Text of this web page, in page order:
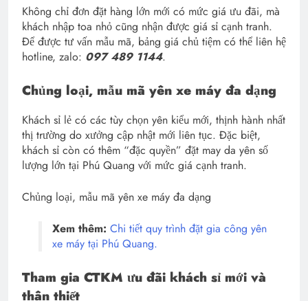
Không chỉ đơn đặt hàng lớn mới có mức giá ưu đãi, mà
khách nhập toa nhỏ cũng nhận được giá sỉ cạnh tranh.
Để được tư vấn mẫu mã, bảng giá chủ tiệm có thể liên hệ
hotline, zalo: 097 489 1144.
Chủng loại, mẫu mã yên xe máy đa dạng
Khách sỉ lẻ có các tùy chọn yên kiểu mới, thịnh hành nhất
thị trường do xưởng cập nhật mới liên tục. Đặc biệt,
khách sỉ còn có thêm “đặc quyền” đặt may da yên số
lượng lớn tại Phú Quang với mức giá cạnh tranh.
Chủng loại, mẫu mã yên xe máy đa dạng
Xem thêm: Chi tiết quy trình đặt gia công yên
xe máy tại Phú Quang.
Tham gia CTKM ưu đãi khách sỉ mới và
thân thiết